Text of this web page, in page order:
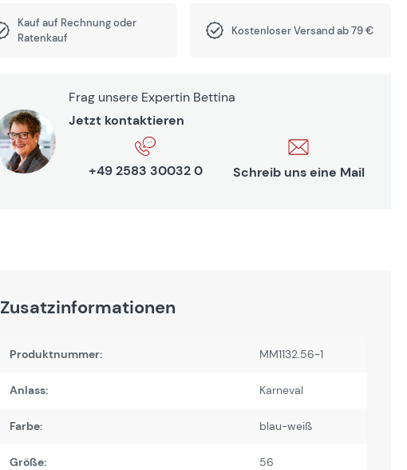
Kauf auf Rechnung oder
Ratenkauf
Kostenloser Versand ab 79 €
Frag unsere Expertin Bettina
Jetzt kontaktieren
+49 2583 30032 0 Schreib uns eine Mail
Zusatzinformationen
Produktnummer: MM1132.56-1
Anlass: Karneval
Farbe: blau-weiß
Größe: 56